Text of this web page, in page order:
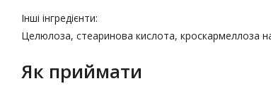
Інші інгредієнти:
Целюлоза, стеаринова кислота, кроскармеллоза
Як приймати